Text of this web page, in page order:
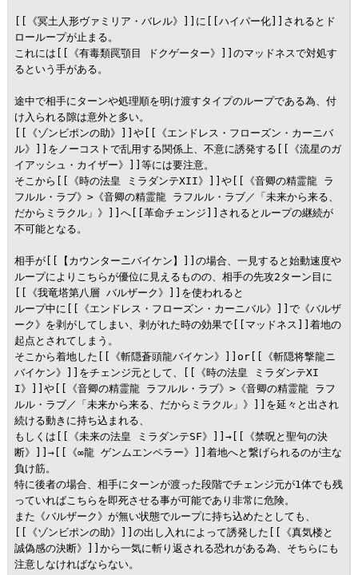
[[《冥土人形ヴァミリア・バレル》]]に[[ハイパー化]]されるとド
ローループが止まる。
これには[[《有毒類罠顎目 ドクゲーター》]]のマッドネスで対処す
るという手がある。
途中で相手にターンや処理順を明け渡すタイプのループである為、付
け入られる隙は意外と多い。
[[《ゾンビポンの助》]]や[[《エンドレス・フローズン・カーニバ
ル》]]をノーコストで乱用する関係上、不意に誘発する[[《流星のガ
イアッシュ・カイザー》]]等には要注意。
そこから[[《時の法皇 ミラダンテXII》]]や[[《音卿の精霊龍 ラ
フルル・ラブ》>《音卿の精霊龍 ラフルル・ラブ／「未来から来る、
だからミラクル」》]]へ[[革命チェンジ]]されるとループの継続が
不可能となる。
相手が[[【カウンターニバイケン】]]の場合、一見すると始動速度や
ループによりこちらが優位に見えるものの、相手の先攻2ターン目に
[[《我竜塔第八層 バルザーク》]]を使われると
ループ中に[[《エンドレス・フローズン・カーニバル》]]で《バルザ
ーク》を剥がしてしまい、剥がれた時の効果で[[マッドネス]]着地の
起点とされてしまう。
そこから着地した[[《斬隠蒼頭龍バイケン》]]or[[《斬隠将撃龍ニ
バイケン》]]をチェンジ元として、[[《時の法皇 ミラダンテXI
I》]]や[[《音卿の精霊龍 ラフルル・ラブ》>《音卿の精霊龍 ラフ
ルル・ラブ／「未来から来る、だからミラクル」》]]を延々と出され
続ける動きに持ち込まれる、
もしくは[[《未来の法皇 ミラダンテSF》]]→[[《禁呪と聖句の決
断》]]→[[《∞龍 ゲンムエンペラー》]]着地へと繋げられるのが主な
負け筋。
特に後者の場合、相手にターンが渡った段階でチェンジ元が1体でも残
っていればこちらを即死させる事が可能であり非常に危険。
また《バルザーク》が無い状態でループに持ち込めたとしても、
[[《ゾンビポンの助》]]の出し入れによって誘発した[[《真気楼と
誠偽感の決断》]]から一気に斬り返される恐れがある為、そちらにも
注意しなければならない。